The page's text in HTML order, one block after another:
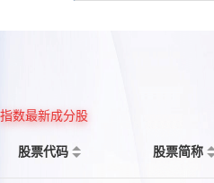
指数最新成分股
股票代码
股票简称